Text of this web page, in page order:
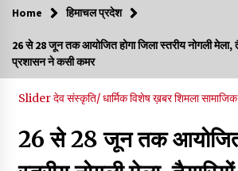
शिमला पुलिस में बड़ी अनुशासनात्मक कार्रवाई, 3 पुलिसकर्मी निलंबित
07/08/2026
संसद में दी जानकारी
रूपी भावा वन्यजीव अभयारण्य में फिर दिखा
Home हिमाचल प्रदेश
26 से 28 जून तक आयोजित होगा जिला स्तरीय नोगली मेला,
प्रशासन ने कसी कमर
Sliderदेव संस्कृति/ धार्मिकविशेष ख़बरशिमला
26 से 28 जून तक आयोजित